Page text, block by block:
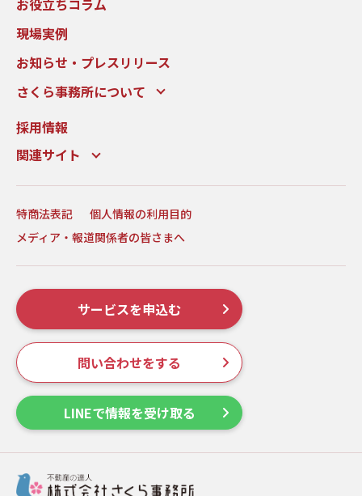
お役立ちコラム
現場実例
お知らせ・プレスリリース
さくら事務所について
採用情報
関連サイト
特商法表記
個人情報の利用目的
メディア・報道関係者の皆さまへ
サービスを申込む
問い合わせをする
LINEで情報を受け取る